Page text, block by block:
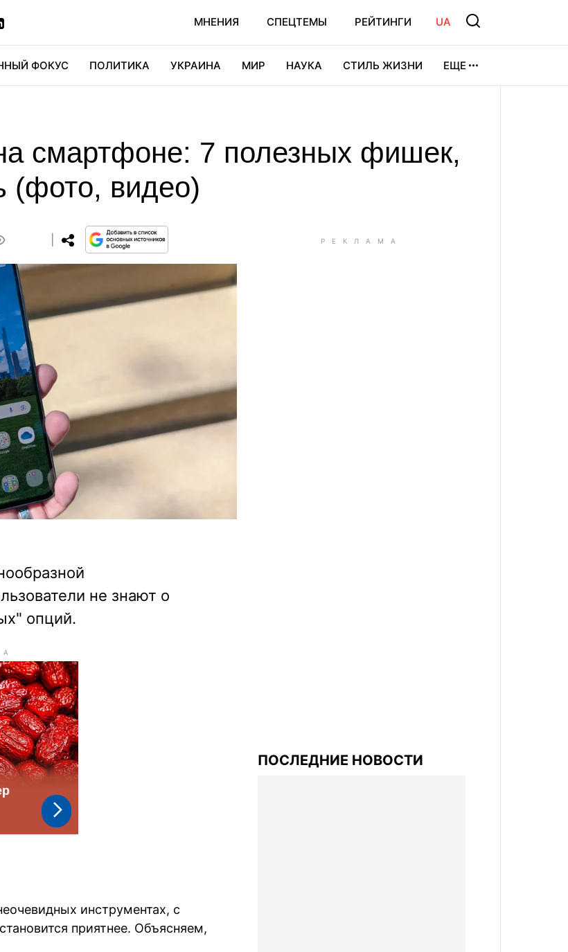
МНЕНИЯ СПЕЦТЕМЫ РЕЙТИНГИ UA
ФОКУС ПОЛИТИКА УКРАИНА МИР НАУКА СТИЛЬ ЖИЗНИ ЕЩЕ
смартфоне: 7 полезных фишек,
видео)
не знают о
опций.
инструментах, с
приятнее. Объясняем,
ПОСЛЕДНИЕ НОВОСТИ